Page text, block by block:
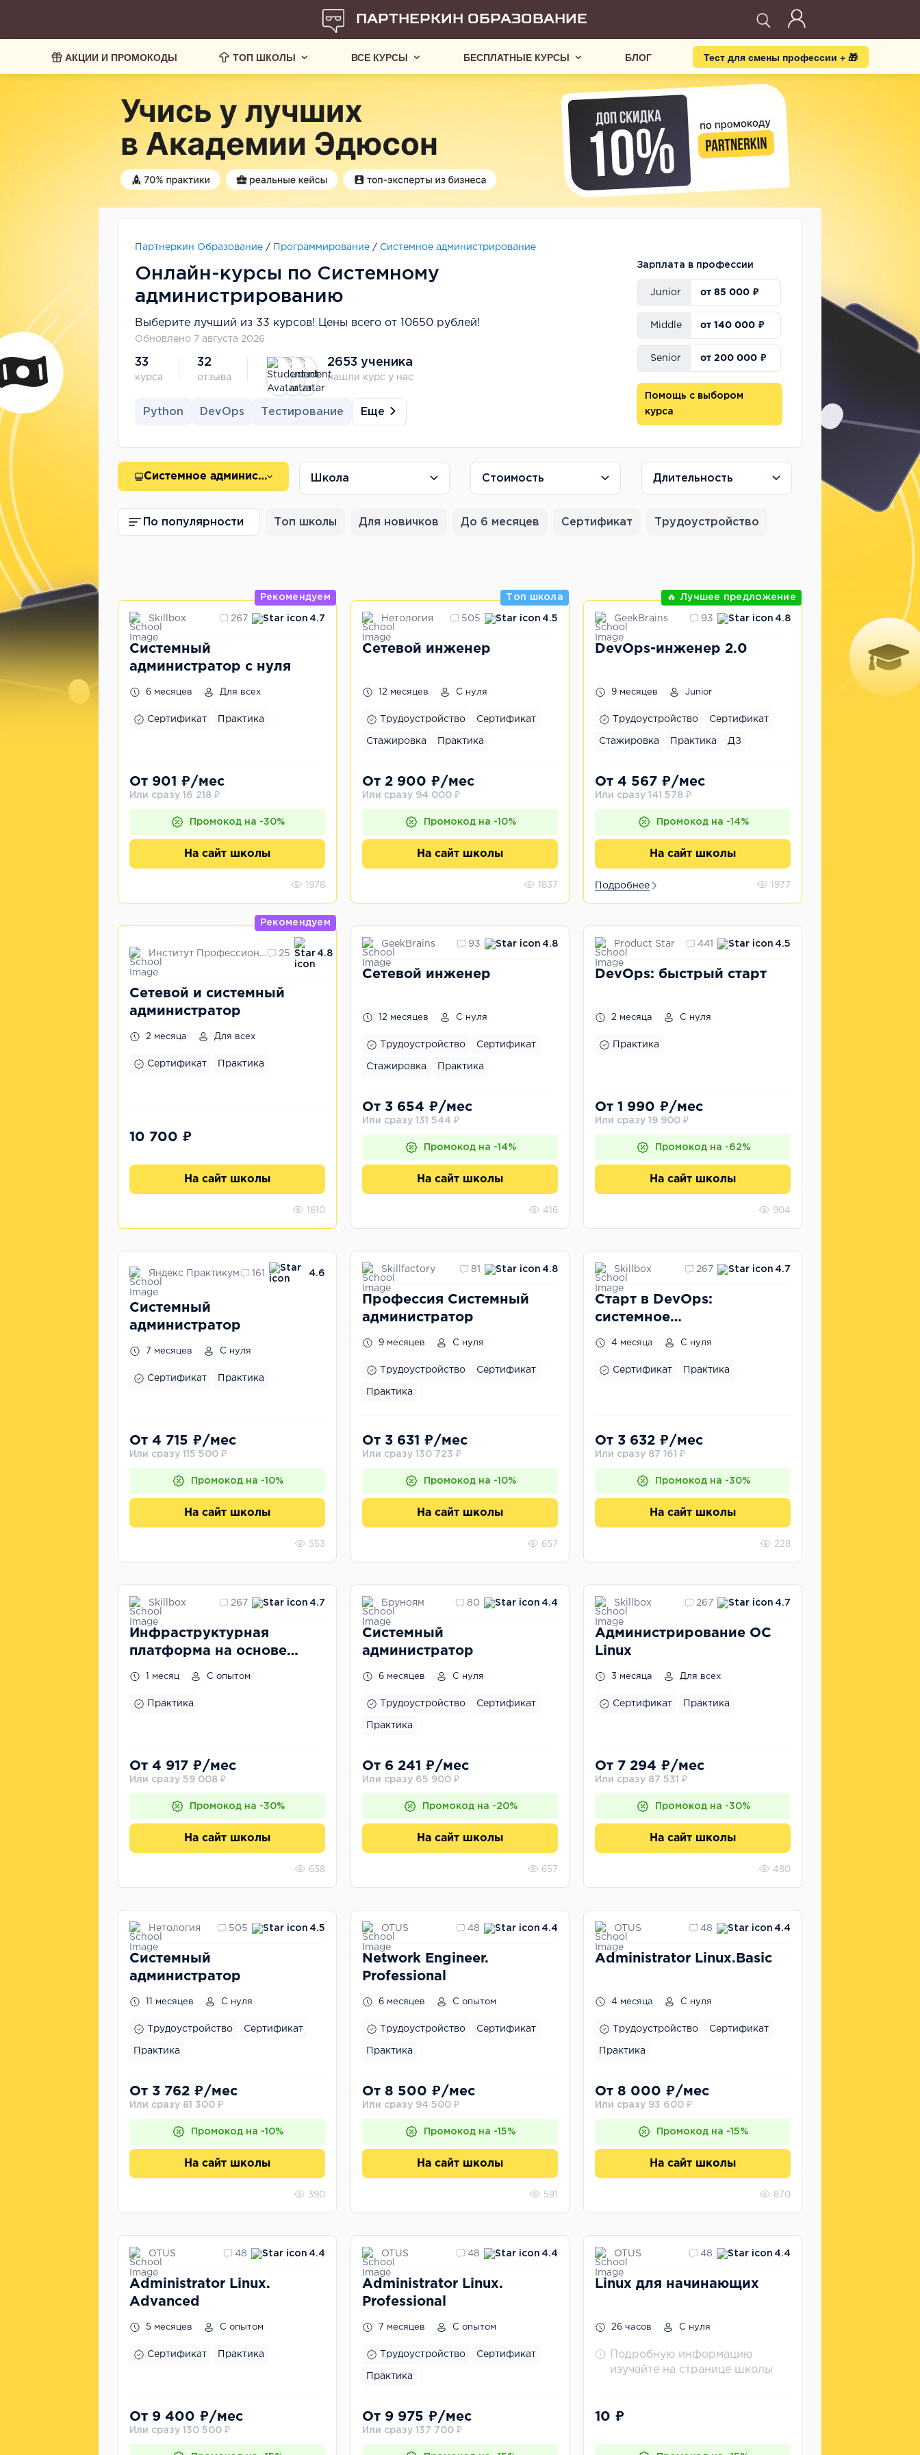
ПАРТНЕРКИН ОБРАЗОВАНИЕ
АКЦИИ И ПРОМОКОДЫ ТОП ШКОЛЫ ВСЕ КУРСЫ БЕСПЛАТНЫЕ КУРСЫ БЛОГ Тест для смены профессии + 🎁
Партнеркин Образование / Программирование / Системное администрирование
Онлайн-курсы по Системному
администрированию
Выберите лучший из 33 курсов! Цены всего от 10650 рублей!
Обновлено 7 августа 2026
33
курса
32
отзыва
2653 ученика
нашли курс у нас
Python DevOps Тестирование Еще
Зарплата в профессии
Junior от 85 000 ₽
Middle от 140 000 ₽
Senior от 200 000 ₽
Помощь с выбором
курса
Системное администрирование Школа Стоимость Длительность
По популярности Топ школы Для новичков До 6 месяцев Сертификат Трудоустройство
Рекомендуем
Skillbox 267 4.7
Системный
администратор с нуля
6 месяцев Для всех
Сертификат Практика
От 901 ₽/мес
Или сразу 16 218 ₽
Промокод на -30%
На сайт школы
1978
Топ школа
Нетология 505 4.5
Сетевой инженер
12 месяцев С нуля
Трудоустройство Сертификат
Стажировка Практика
От 2 900 ₽/мес
Или сразу 94 000 ₽
Промокод на -10%
На сайт школы
1837
🔥 Лучшее предложение
GeekBrains 93 4.8
DevOps-инженер 2.0
9 месяцев Junior
Трудоустройство Сертификат
Стажировка Практика ДЗ
От 4 567 ₽/мес
Или сразу 141 578 ₽
Промокод на -14%
На сайт школы
Подробнее 1977
Рекомендуем
Институт Профессиональных Квалификаций 25 4.8
Сетевой и системный
администратор
2 месяца Для всех
Сертификат Практика
10 700 ₽
На сайт школы
1610
GeekBrains 93 4.8
Сетевой инженер
12 месяцев С нуля
Трудоустройство Сертификат
Стажировка Практика
От 3 654 ₽/мес
Или сразу 131 544 ₽
Промокод на -14%
На сайт школы
416
Product Star 441 4.5
DevOps: быстрый старт
2 месяца С нуля
Практика
От 1 990 ₽/мес
Или сразу 19 900 ₽
Промокод на -62%
На сайт школы
904
Яндекс Практикум 161 4.6
Системный
администратор
7 месяцев С нуля
Сертификат Практика
От 4 715 ₽/мес
Или сразу 115 500 ₽
Промокод на -10%
На сайт школы
553
Skillfactory 81 4.8
Профессия Системный
администратор
9 месяцев С нуля
Трудоустройство Сертификат
Практика
От 3 631 ₽/мес
Или сразу 130 723 ₽
Промокод на -10%
На сайт школы
657
Skillbox 267 4.7
Старт в DevOps:
системное
4 месяца С нуля
Сертификат Практика
От 3 632 ₽/мес
Или сразу 87 161 ₽
Промокод на -30%
На сайт школы
228
Skillbox 267 4.7
Инфраструктур­ная
платформа на основе
1 месяц С опытом
Практика
От 4 917 ₽/мес
Или сразу 59 008 ₽
Промокод на -30%
На сайт школы
638
Бруноям 80 4.4
Системный
администратор
6 месяцев С нуля
Трудоустройство Сертификат
Практика
От 6 241 ₽/мес
Или сразу 65 900 ₽
Промокод на -20%
На сайт школы
657
Skillbox 267 4.7
Администрирование ОС
Linux
3 месяца Для всех
Сертификат Практика
От 7 294 ₽/мес
Или сразу 87 531 ₽
Промокод на -30%
На сайт школы
480
Нетология 505 4.5
Системный
администратор
11 месяцев С нуля
Трудоустройство Сертификат
Практика
От 3 762 ₽/мес
Или сразу 81 300 ₽
Промокод на -10%
На сайт школы
390
OTUS 48 4.4
Network Engineer.
Professional
6 месяцев С опытом
Трудоустройство Сертификат
Практика
От 8 500 ₽/мес
Или сразу 94 500 ₽
Промокод на -15%
На сайт школы
591
OTUS 48 4.4
Administrator Linux.Basic
4 месяца С нуля
Трудоустройство Сертификат
Практика
От 8 000 ₽/мес
Или сразу 93 600 ₽
Промокод на -15%
На сайт школы
870
OTUS 48 4.4
Administrator Linux.
Advanced
5 месяцев С опытом
Сертификат Практика
От 9 400 ₽/мес
Или сразу 130 500 ₽
OTUS 48 4.4
Administrator Linux.
Professional
7 месяцев С опытом
Трудоустройство Сертификат
Практика
От 9 975 ₽/мес
Или сразу 137 700 ₽
OTUS 48 4.4
Linux для начинающих
26 часов С нуля
Подробную информацию
изучайте на странице школы
10 ₽